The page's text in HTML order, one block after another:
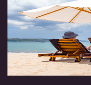
ÚVOD
CNC LASER
DŮM A ZAHRADA